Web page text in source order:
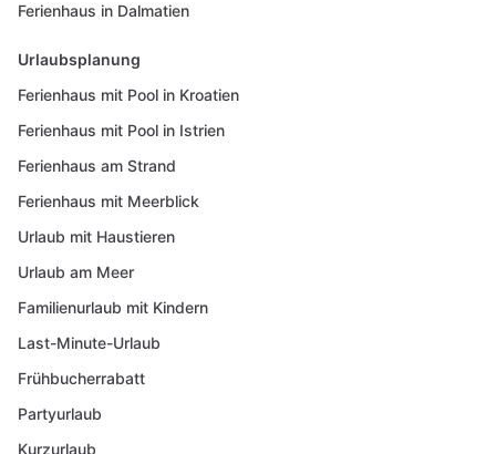
Ferienhaus in Dalmatien
Urlaubsplanung
Ferienhaus mit Pool in Kroatien
Ferienhaus mit Pool in Istrien
Ferienhaus am Strand
Ferienhaus mit Meerblick
Urlaub mit Haustieren
Urlaub am Meer
Familienurlaub mit Kindern
Last-Minute-Urlaub
Frühbucherrabatt
Partyurlaub
Kurzurlaub